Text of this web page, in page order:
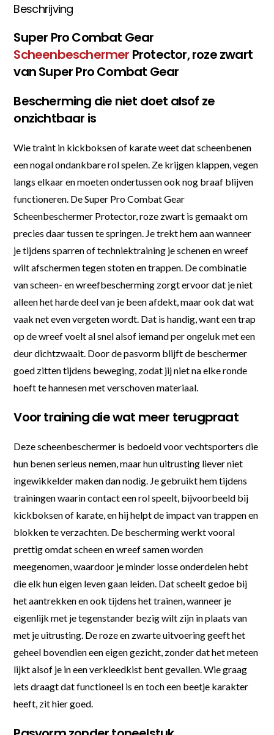
Beschrijving
Super Pro Combat Gear
Scheenbeschermer Protector, roze zwart
van Super Pro Combat Gear
Bescherming die niet doet alsof ze
onzichtbaar is
Wie traint in kickboksen of karate weet dat scheenbenen
een nogal ondankbare rol spelen. Ze krijgen klappen, vegen
langs elkaar en moeten ondertussen ook nog braaf blijven
functioneren. De Super Pro Combat Gear
Scheenbeschermer Protector, roze zwart is gemaakt om
precies daar tussen te springen. Je trekt hem aan wanneer
je tijdens sparren of techniektraining je schenen en wreef
wilt afschermen tegen stoten en trappen. De combinatie
van scheen- en wreefbescherming zorgt ervoor dat je niet
alleen het harde deel van je been afdekt, maar ook dat wat
vaak net even vergeten wordt. Dat is handig, want een trap
op de wreef voelt al snel alsof iemand per ongeluk met een
deur dichtzwaait. Door de pasvorm blijft de beschermer
goed zitten tijdens beweging, zodat jij niet na elke ronde
hoeft te hannesen met verschoven materiaal.
Voor training die wat meer terugpraat
Deze scheenbeschermer is bedoeld voor vechtsporters die
hun benen serieus nemen, maar hun uitrusting liever niet
ingewikkelder maken dan nodig. Je gebruikt hem tijdens
trainingen waarin contact een rol speelt, bijvoorbeeld bij
kickboksen of karate, en hij helpt de impact van trappen en
blokken te verzachten. De bescherming werkt vooral
prettig omdat scheen en wreef samen worden
meegenomen, waardoor je minder losse onderdelen hebt
die elk hun eigen leven gaan leiden. Dat scheelt gedoe bij
het aantrekken en ook tijdens het trainen, wanneer je
eigenlijk met je tegenstander bezig wilt zijn in plaats van
met je uitrusting. De roze en zwarte uitvoering geeft het
geheel bovendien een eigen gezicht, zonder dat het meteen
lijkt alsof je in een verkleedkist bent gevallen. Wie graag
iets draagt dat functioneel is en toch een beetje karakter
heeft, zit hier goed.